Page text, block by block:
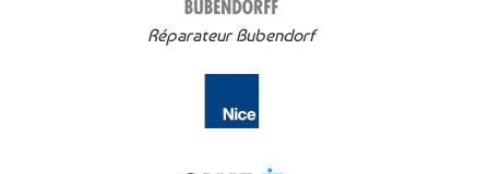
Réparateur Bubendorf